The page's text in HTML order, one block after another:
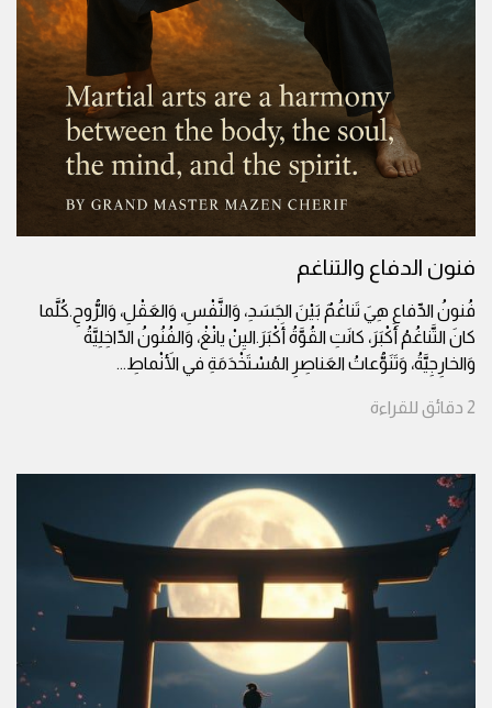
فنون الدفاع والتناغم
فُنونُ الدِّفاعِ هِيَ تَناغُمٌ بَيْنَ الجَسَدِ، وَالنَّفْسِ، وَالعَقْلِ، وَالرُّوحِ.كُلَّما
كانَ التَّناغُمُ أَكْبَرَ، كانَتِ القُوَّةُ أَكْبَرَ.اليِنْ يانْغْ، وَالفُنُونُ الدّاخِلِيَّةُ
وَالخارِجِيَّةُ، وَتَنَوُّعاتُ العَناصِرِ المُسْتَخْدَمَةِ في الأَنْماطِ...
2 دقائق للقراءة